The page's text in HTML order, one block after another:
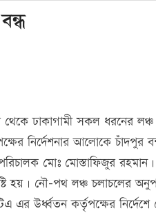
থেকে ঢাকাগামী সকল ধরনের
নির্দেশনার আলোকে
মোঃ মোস্তাফিজুর
হয়। নৌ-পথ লঞ্চ চলাচলের
উর্ধ্বতন কর্তৃপক্ষের নির্দেশে